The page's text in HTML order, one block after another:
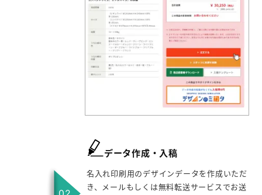
データ作成・入稿
名入れ印刷用のデザインデータを作成いただ
き、メールもしくは無料転送サービスでお送